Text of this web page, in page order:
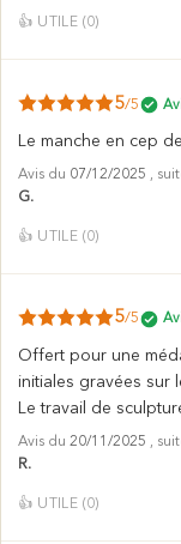
👍 UTILE (0)
5/5
Le manche en cep
Avis du 07/12/2025 ,
G.
👍 UTILE (0)
5/5
Offert pour une
initiales gravées sur
Le travail de
Avis du 20/11/2025 ,
R.
👍 UTILE (0)